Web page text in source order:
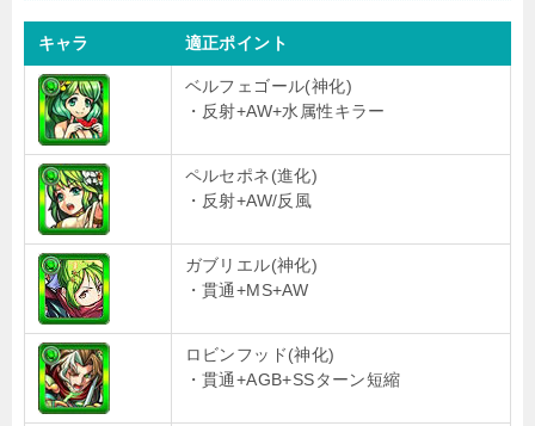
キャラ 適正ポイント
ベルフェゴール(神化)
・反射+AW+水属性キラー
ペルセポネ(進化)
・反射+AW/反風
ガブリエル(神化)
・貫通+MS+AW
ロビンフッド(神化)
・貫通+AGB+SSターン短縮